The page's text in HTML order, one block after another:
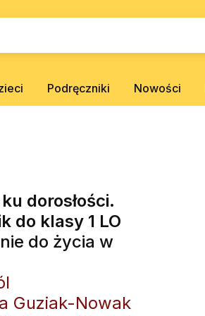
Podręczniki Nowości
dorosłości.
do klasy 1 LO
do życia w
Guziak-Nowak